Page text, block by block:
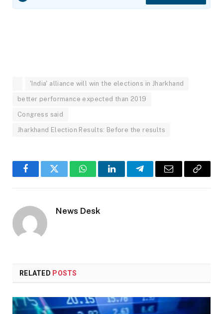
'India' alliance will win the elections in Jharkhand
better performance expected than 2019
Congress said
Jharkhand Election Results: Before the results
FacebookTwitter WhatsAppLinkedInTelegramEmail
Copy
News Desk
RELATED POSTS